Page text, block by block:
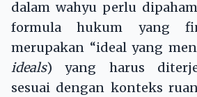
dalam wahyu perlu
formula hukum yang
merupakan “ideal yang
ideals) yang harus
sesuai dengan konteks